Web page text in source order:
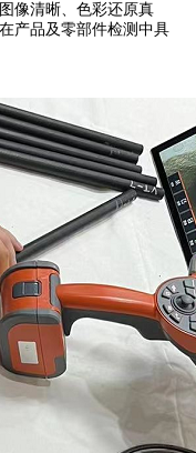
像清晰、色彩还原真
产品及零部件检测中具